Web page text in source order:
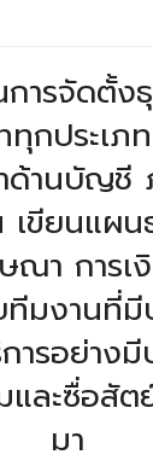
การจัดตั้
ทุกประเภ
ด้านบัญชี
เขียนแผน
ณา การเ
มงานที่มี
รอย่างมี
และซื่อสั
มา